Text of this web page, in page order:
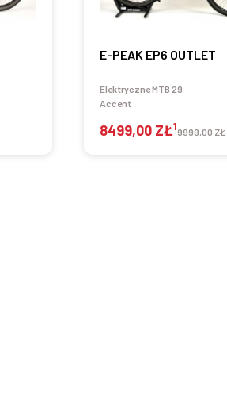
E-PEAK EP6 OUTLET
Elektryczne MTB 29
Accent
8499,00 ZŁ19999,00 ZŁ